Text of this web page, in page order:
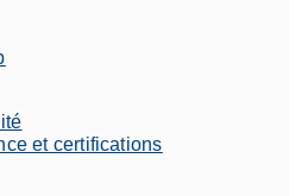
et certifications